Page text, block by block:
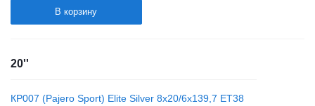
В корзину
20''
КР007 (Pajero Sport) Elite Silver 8x20/6x139,7 ET38